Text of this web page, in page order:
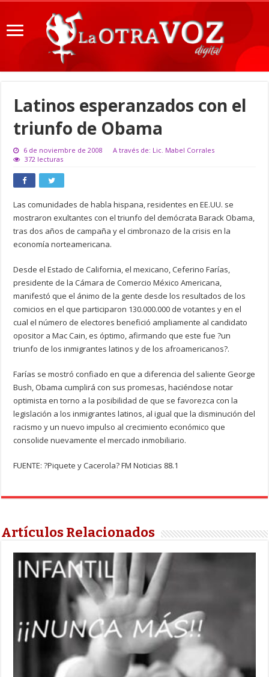
Latinos esperanzados con el
triunfo de Obama
6 de noviembre de 2008
A través de: Lic. Mabel Corrales
372 lecturas
Las comunidades de habla hispana, residentes en EE.UU. se
mostraron exultantes con el triunfo del demócrata Barack Obama,
tras dos años de campaña y el cimbronazo de la crisis en la
economía norteamericana.
Desde el Estado de California, el mexicano, Ceferino Farías,
presidente de la Cámara de Comercio México Americana,
manifestó que el ánimo de la gente desde los resultados de los
comicios en el que participaron 130.000.000 de votantes y en el
cual el número de electores benefició ampliamente al candidato
opositor a Mac Cain, es óptimo, afirmando que este fue ?un
triunfo de los inmigrantes latinos y de los afroamericanos?.
Farías se mostró confiado en que a diferencia del saliente George
Bush, Obama cumplirá con sus promesas, haciéndose notar
optimista en torno a la posibilidad de que se favorezca con la
legislación a los inmigrantes latinos, al igual que la disminución del
racismo y un nuevo impulso al crecimiento económico que
consolide nuevamente el mercado inmobiliario.
FUENTE: ?Piquete y Cacerola? FM Noticias 88.1
Artículos Relacionados